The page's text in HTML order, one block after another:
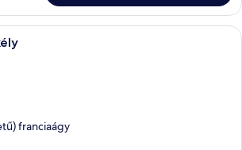
Egy szállodai szoba, amelyben egy
franciaágy